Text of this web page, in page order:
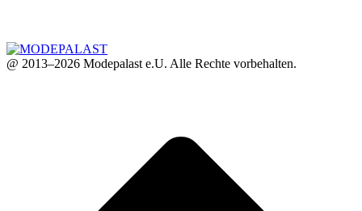
@ 2013–2026 Modepalast e.U. Alle Rechte vorbehalten.